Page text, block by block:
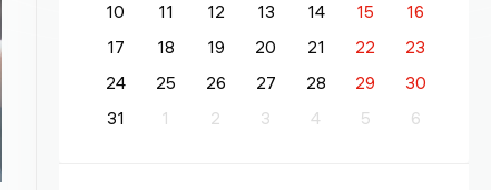
10
11 12 13 14 15
16
17
18 19 20 21 22
23
24
25 26 27 28 29
30
31
1 2 3 4 5 6